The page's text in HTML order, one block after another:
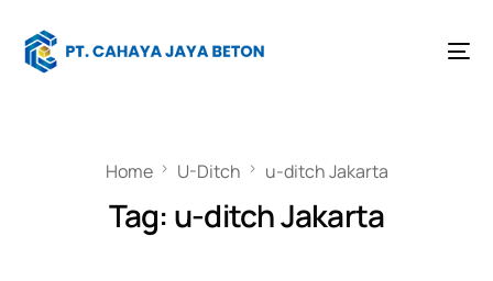
Home U-Ditch u-ditch Jakarta
Tag: u-ditch Jakarta